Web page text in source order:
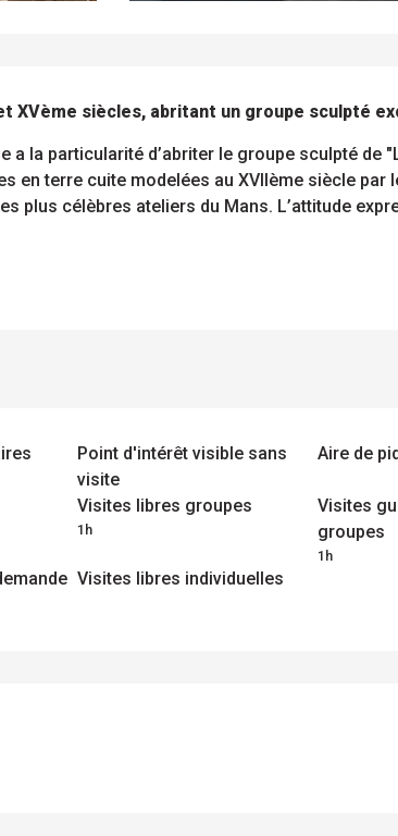
XVème siècles, abritant un groupe sculpté
a la particularité d’abriter le groupe sculpté de
en terre cuite modelées au XVIIème siècle par
plus célèbres ateliers du Mans. L’attitude
Point d'intérêt visible sans
visite
Aire de
Visites libres groupes
1h
Visites
groupes
1h
Visites libres individuelles